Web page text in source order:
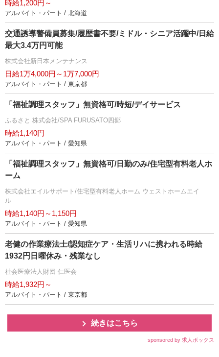
時給1,200円～
アルバイト・パート / 北海道
交通誘導警備員募集/履歴書不要/ミドル・シニア活躍中/日給
最大3.4万円可能
株式会社新日本メンテナンス
日給1万4,000円～1万7,000円
アルバイト・パート / 東京都
「福祉調理スタッフ」無資格可/時短/デイサービス
ふるさと 株式会社/SPA FURUSATO四郷
時給1,140円
アルバイト・パート / 愛知県
「福祉調理スタッフ」無資格可/日勤のみ/住宅型有料老人ホ
ーム
株式会社エイルサポート/住宅型有料老人ホーム ウェストホームエイ
ル
時給1,140円～1,150円
アルバイト・パート / 愛知県
老健の作業療法士/認知症ケア・生活リハに携われる時給
1932円日曜休み・残業なし
社会医療法人財団 仁医会
時給1,932円～
アルバイト・パート / 東京都
続きはこちら
sponsored by 求人ボックス